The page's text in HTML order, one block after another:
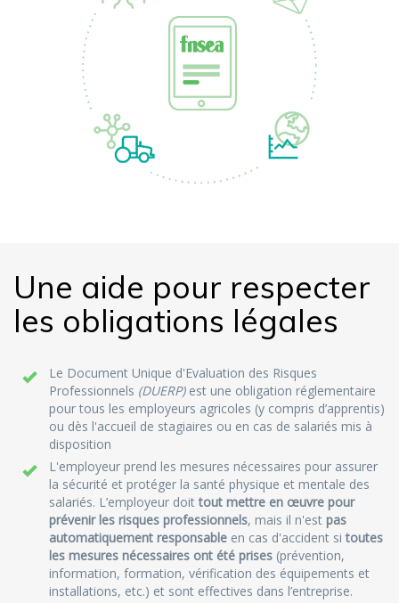
Une aide pour respecter
les obligations légales
Le Document Unique d'Evaluation des Risques
Professionnels (DUERP)est une obligation réglementaire
pour tous les employeurs agricoles (y compris d’apprentis)
ou dès l'accueil de stagiaires ou en cas de salariés mis à
disposition
L'employeur prend les mesures nécessaires pour assurer
la sécurité et protéger la santé physique et mentale des
salariés. L’employeur doittout mettre en œuvre pour
prévenir les risques professionnels, mais il n'est pas
automatiquement responsable en cas d'accident sitoutes
les mesures nécessaires ont été prises (prévention,
information, formation, vérification des équipements et
installations, etc.) et sont effectives dans l’entreprise.